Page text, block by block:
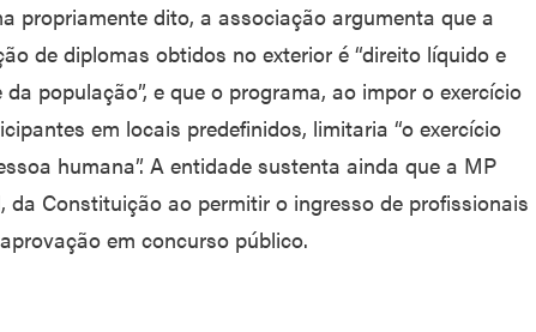
propriamente dito, a associação argumenta que a
de diplomas obtidos no exterior é “direito líquido e
população”, e que o programa, ao impor o exercício
em locais predefinidos, limitaria “o exercício
humana”. A entidade sustenta ainda que a MP
da Constituição ao permitir o ingresso de profissionais
em concurso público.